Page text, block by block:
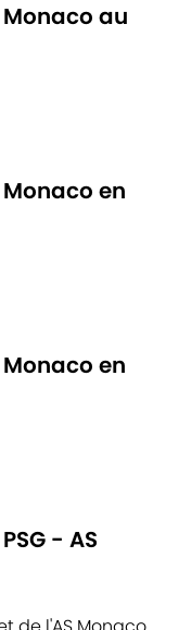
au
en
en
- AS